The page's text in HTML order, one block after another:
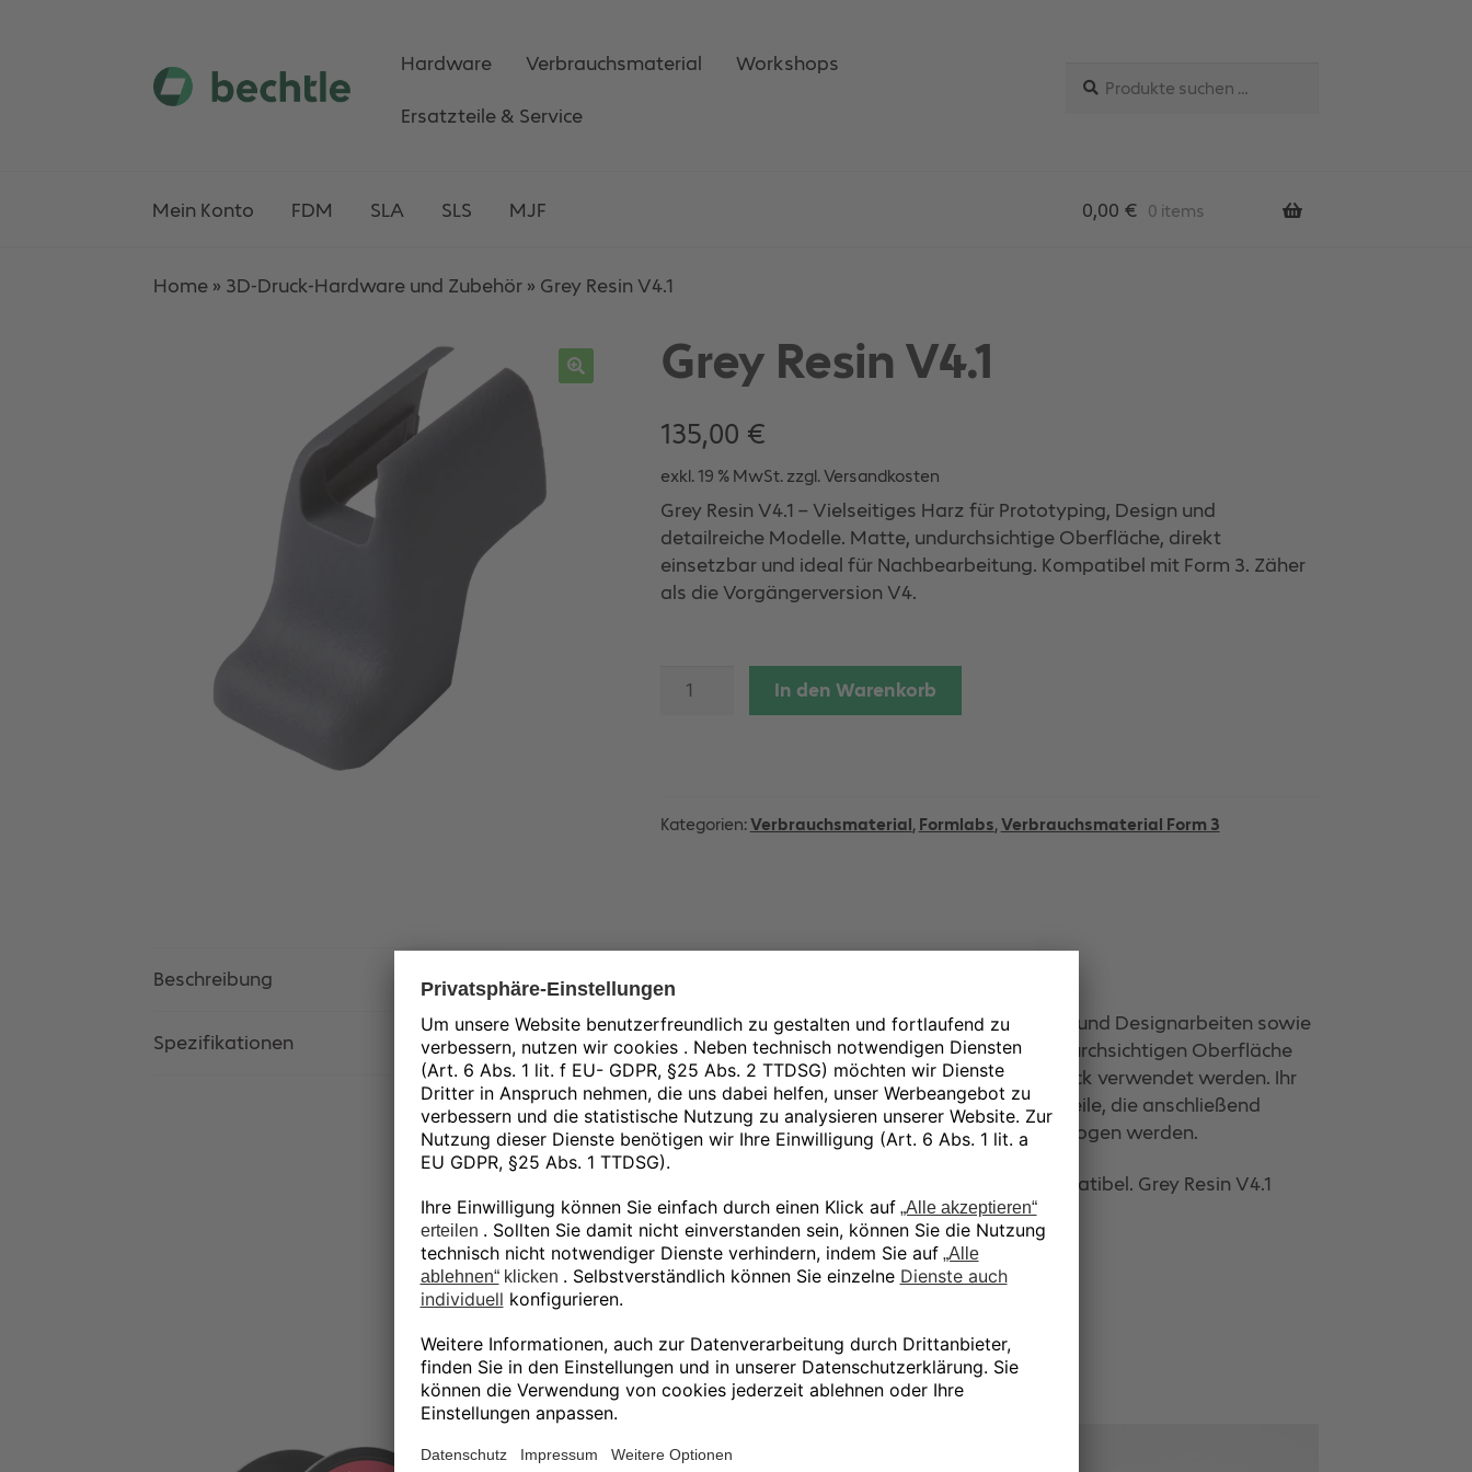
Skip
Skip
Hardware Verbrauchsmaterial Workshops
Ersatzteile & Service
nach:
Mein Konto FDM SLA SLS MJF 0,00 € 0 items
Home » 3D-Druck-Hardware und Zubehör » Grey Resin V4.1
Grey Resin V4.1
135,00 €
exkl. 19 % MwSt. zzgl.Versandkosten
Grey Resin V4.1 – Vielseitiges Harz für Prototyping, Design und
detailreiche Modelle. Matte, undurchsichtige Oberfläche, direkt
einsetzbar und ideal für Nachbearbeitung. Kompatibel mit Form 3. Zäher
als die Vorgängerversion V4.
Grey
In den Warenkorb
Kategorien:Verbrauchsmaterial, Formlabs,Verbrauchsmaterial Form 3
Beschreibung
Spezifikationen
Beschreibung
Grey Resin eignet sich perfekt für allgemeine Prototyping- und Designarbeiten sowie
Modelle mit filigranen Details. Dank ihrer matten und undurchsichtigen Oberfläche
und präzisen Details können die Teile direkt nach dem Druck verwendet werden. Ihr
neutraler Unterton bietet auch eine ideale Grundlage für Teile, die anschließend
lackiert oder anderen Nachbearbeitungsprozessen unterzogen werden.
Grey Resin V4.1 ist mit den Druckern der Serie Form 3 kompatibel. Grey Resin V4.1
ergibt zähere Teile als die veraltete Version Grey Resin V4.
Ähnliche Produkte